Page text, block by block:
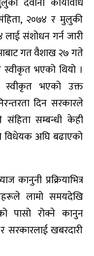
कार्यक्रम : हिमा
४ सयभन्दा बढी
कपडा वितरण
२०७४ र मुलुकी
लाई संशोधन गर्न जारी
गत वैशाख २७ गते
स्वीकृत भएको थियो ।
भएको उक्त
दिन सरकारले
संहिता सम्बन्धी केही
विधेयक अघि बढाएको
कानुनी प्रक्रियाभित्र
लामो समयदेखि
पासो रोक्ने कानुन
सरकारलाई खबरदारी